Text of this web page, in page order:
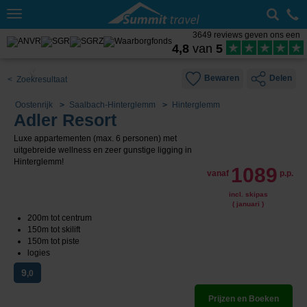
Toggle
3649 reviews geven ons een
4,8 van 5
< Zoekresultaat Bewaren Delen
Oostenrijk Saalbach-Hinterglemm Hinterglemm
Adler Resort
Luxe appartementen (max. 6 personen) met
uitgebreide wellness en zeer gunstige ligging in
Hinterglemm!
vanaf 1089 p.p.
incl. skipas
( januari )
200m tot centrum
150m tot skilift
150m tot piste
logies
9,0
Prijzen en Boeken